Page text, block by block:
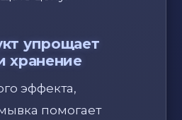
упрощает
хранение
эффекта,
помогает